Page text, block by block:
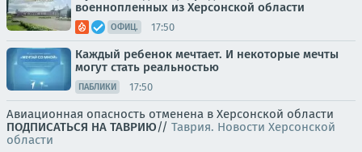
военнопленных из Херсонской области
ОФИЦ. 17:50
Каждый ребенок мечтает. И некоторые мечты
могут стать реальностью
ПАБЛИКИ 17:50
Авиационная опасность отменена в Херсонской области
ПОДПИСАТЬСЯ НА ТАВРИЮ// Таврия. Новости Херсонской
области